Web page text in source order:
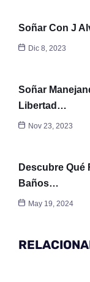
Soñar Con J
Dic 8, 2023
Soñar
Libertad…
Nov 23, 2023
Descubre Qué
Baños…
May 19, 2024